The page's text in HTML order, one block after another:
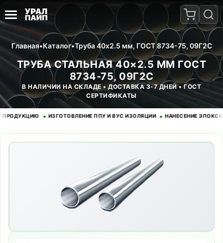
Главная•Каталог•Труба 40x2.5 мм, ГОСТ 8734-75, 09Г2С
ТРУБА СТАЛЬНАЯ 40×2.5 ММ ГОСТ
8734-75, 09Г2С
В НАЛИЧИИ НА СКЛАДЕ • ДОСТАВКА 3-7 ДНЕЙ • ГОСТ
СЕРТИФИКАТЫ
• ИЗГОТОВЛЕНИЕ ППУ И ВУС ИЗОЛЯЦИИ • НАНЕСЕНИЕ